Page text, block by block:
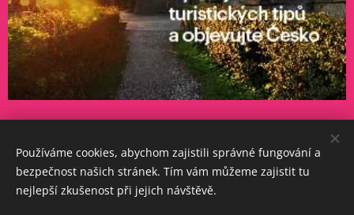
© 1996-2025 Maurice records s.r.o. všechna práva vyhrazena
Cookies
Používáme cookies, abychom zajistili správné fungování a
bezpečnost našich stránek. Tím vám můžeme zajistit tu
nejlepší zkušenost při jejich návštěvě.